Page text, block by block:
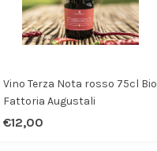
Vino Terza Nota rosso 75cl Bio
Fattoria Augustali
€12,00